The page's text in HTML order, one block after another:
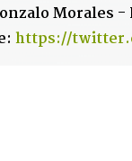
Morales
https://